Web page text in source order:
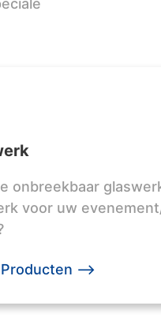
onbreekbaar
voor uw
-->